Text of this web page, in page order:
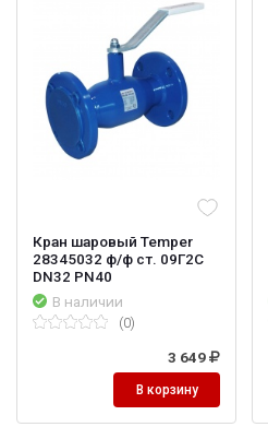
Кран шаровый Temper
28345032 ф/ф ст. 09Г2С
DN32 PN40
В наличии
(0)
3 649
В корзину